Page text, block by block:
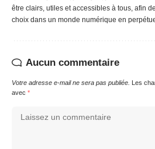
être clairs, utiles et accessibles à tous, afin
choix dans un monde numérique en
Aucun commentaire
Votre adresse e-mail ne sera pas publiée. Les
avec *